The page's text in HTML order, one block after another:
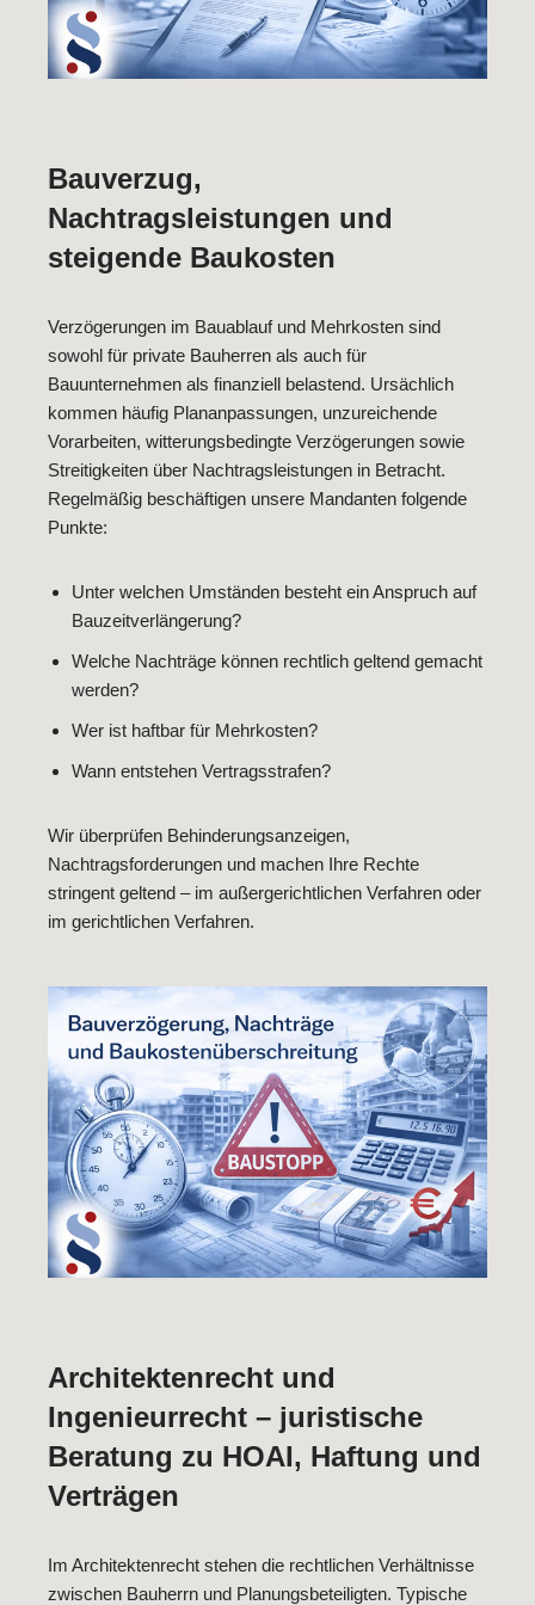
Bauverzug,
Nachtragsleistungen und
steigende Baukosten
Verzögerungen im Bauablauf und Mehrkosten sind
sowohl für private Bauherren als auch für
Bauunternehmen als finanziell belastend. Ursächlich
kommen häufig Plananpassungen, unzureichende
Vorarbeiten, witterungsbedingte Verzögerungen sowie
Streitigkeiten über Nachtragsleistungen in Betracht.
Regelmäßig beschäftigen unsere Mandanten folgende
Punkte:
Unter welchen Umständen besteht ein Anspruch auf
Bauzeitverlängerung?
Welche Nachträge können rechtlich geltend gemacht
werden?
Wer ist haftbar für Mehrkosten?
Wann entstehen Vertragsstrafen?
Wir überprüfen Behinderungsanzeigen,
Nachtragsforderungen und machen Ihre Rechte
stringent geltend – im außergerichtlichen Verfahren oder
im gerichtlichen Verfahren.
Architektenrecht und
Ingenieurrecht – juristische
Beratung zu HOAI, Haftung und
Verträgen
Im Architektenrecht stehen die rechtlichen Verhältnisse
zwischen Bauherrn und Planungsbeteiligten. Typische